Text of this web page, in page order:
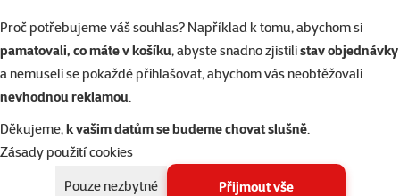
Proč potřebujeme váš souhlas? Například k tomu, abychom si
pamatovali, co máte v košíku, abyste snadno zjistilistav objednávky
a nemuseli se pokaždé přihlašovat, abychom vás neobtěžovali
nevhodnou reklamou.
Děkujeme,k vašim datům se budeme chovat slušně.
Zásady použití cookies
Pouze nezbytné
Přijmout vše
do košíku
Hodnocení 100%